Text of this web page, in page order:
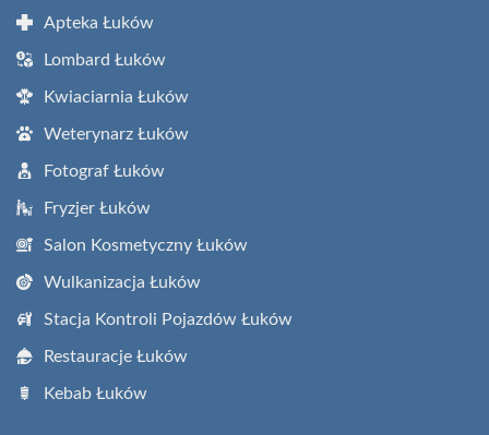
Apteka Łuków
Lombard Łuków
Kwiaciarnia Łuków
Weterynarz Łuków
Fotograf Łuków
Fryzjer Łuków
Salon Kosmetyczny Łuków
Wulkanizacja Łuków
Stacja Kontroli Pojazdów Łuków
Restauracje Łuków
Kebab Łuków